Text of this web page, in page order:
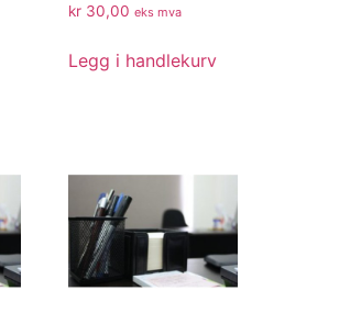
kr 30,00 eks mva
Legg i handlekurv